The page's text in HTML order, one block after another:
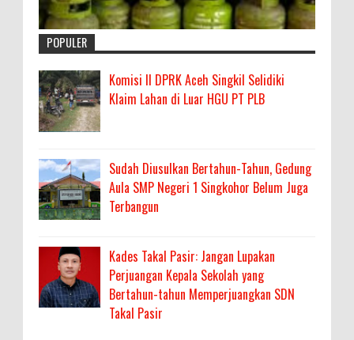
POPULER
Komisi II DPRK Aceh Singkil Selidiki
Klaim Lahan di Luar HGU PT PLB
Sudah Diusulkan Bertahun-Tahun, Gedung
Aula SMP Negeri 1 Singkohor Belum Juga
Terbangun
Kades Takal Pasir: Jangan Lupakan
Perjuangan Kepala Sekolah yang
Bertahun-tahun Memperjuangkan SDN
Takal Pasir